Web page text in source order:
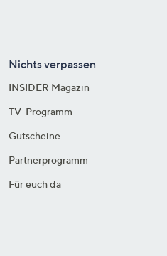
Nichts verpassen
INSIDER Magazin
TV-Programm
Gutscheine
Partnerprogramm
Für euch da